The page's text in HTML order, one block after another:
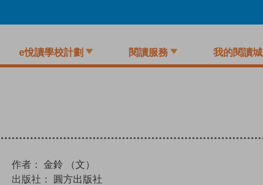
e悅讀學校計劃 閱讀服務 我的閱讀城
作者： 金鈴 （文）
出版社： 圓方出版社